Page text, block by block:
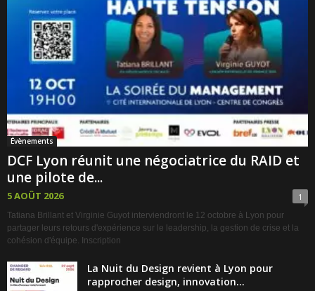
Évènements
DCF Lyon réunit une négociatrice du RAID et
une pilote de...
5 AOÛT 2026 1
Tatiana Brillant et Virginie Guyot interviendront le 12 octobre à Lyon pour
partager leurs retours d'expérience sur le leadership, la gestion de crise et la
cohésion d'équipe. Inscription
La Nuit du Design revient à Lyon pour
rapprocher design, innovation...